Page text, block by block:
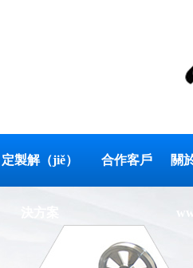
定製解（jiě） 合作客戶 關